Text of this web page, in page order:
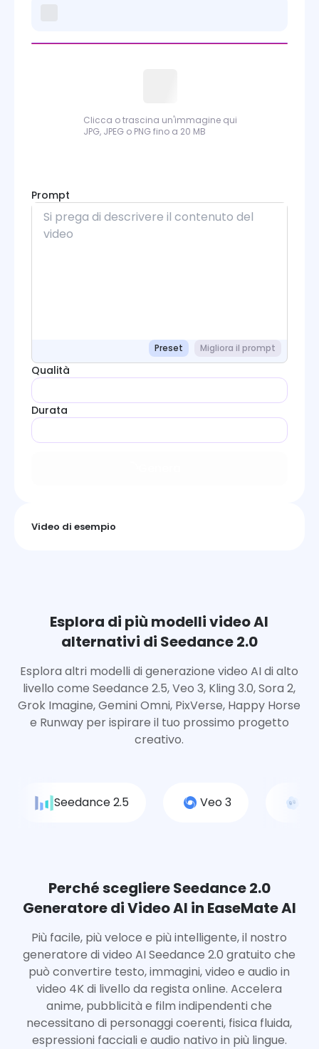
Wan Animate
Runway
Grok Imagine
Clicca o trascina un'immagine qui
JPG, JPEG o PNG fino a 20 MB
Prompt
Preset Migliora il prompt
Qualità
Durata
Video di esempio
Esplora di più modelli video AI
alternativi di Seedance 2.0
Esplora altri modelli di generazione video AI di alto
livello come Seedance 2.5, Veo 3, Kling 3.0, Sora 2,
Grok Imagine, Gemini Omni, PixVerse, Happy Horse
e Runway per ispirare il tuo prossimo progetto
creativo.
Seedance 2.5 Veo 3
Perché scegliere Seedance 2.0
Generatore di Video AI in EaseMate AI
Più facile, più veloce e più intelligente, il nostro
generatore di video AI Seedance 2.0 gratuito che
può convertire testo, immagini, video e audio in
video 4K di livello da regista online. Accelera
anime, pubblicità e film indipendenti che
necessitano di personaggi coerenti, fisica fluida,
espressioni facciali e audio nativo in più lingue.